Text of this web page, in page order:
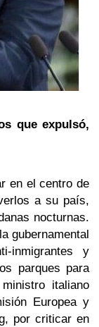
que expulsó,
en el centro de
a su país,
nocturnas.
gubernamental
inmigrantes y
parques para
italiano
Europea y
por criticar en